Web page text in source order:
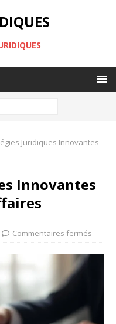
Juridiques Innovantes
Innovantes
Commentaires fermés